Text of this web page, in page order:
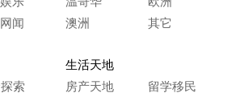
网闻
澳洲
其它
索
生活天地
房产天地
留学移民